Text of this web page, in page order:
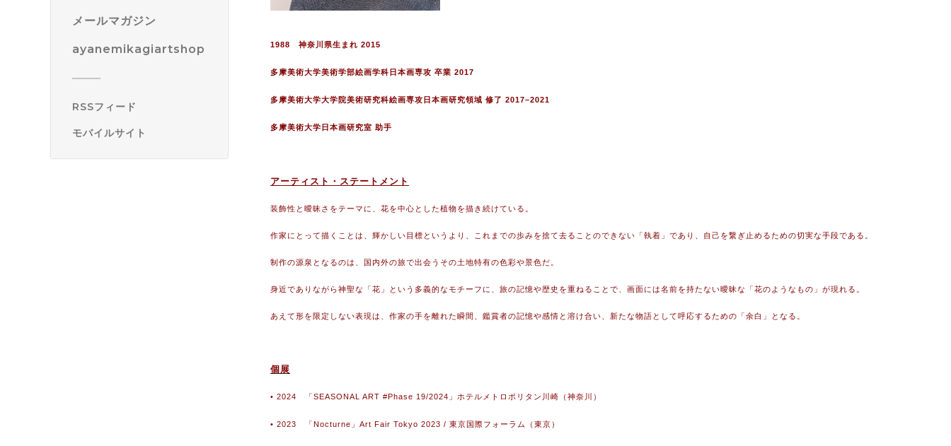
メールマガジン
ayanemikagiartshop
RSSフィード
モバイルサイト
1988 神奈川県生まれ 2015
多摩美術大学美術学部絵画学科日本画専攻 卒業 2017
多摩美術大学大学院美術研究科絵画専攻日本画研究領域 修了 2017–2021
多摩美術大学日本画研究室 助手
アーティスト・ステートメント
装飾性と曖昧さをテーマに、花を中心とした植物を描き続けている。
作家にとって描くことは、輝かしい目標というより、これまでの歩みを捨て去ることのできない「執着」であり、自己を繋ぎ止めるための切実な手段である。
制作の源泉となるのは、国内外の旅で出会うその土地特有の色彩や景色だ。
身近でありながら神聖な「花」という多義的なモチーフに、旅の記憶や歴史を重ねることで、画面には名前を持たない曖昧な「花のようなもの」が現れる。
あえて形を限定しない表現は、作家の手を離れた瞬間、鑑賞者の記憶や感情と溶け合い、新たな物語として呼応するための「余白」となる。
個展
• 2024 「SEASONAL ART #Phase 19/2024」ホテルメトロポリタン川崎（神奈川）
• 2023 「Nocturne」Art Fair Tokyo 2023 / 東京国際フォーラム（東京）